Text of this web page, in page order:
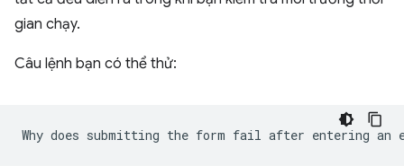
gian chạy.
Câu lệnh bạn có thể thử: